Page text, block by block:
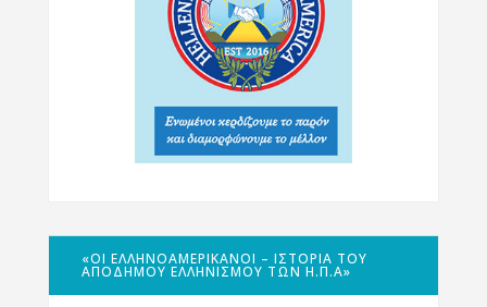
«ΟΙ ΕΛΛΗΝΟΑΜΕΡΙΚΑΝΟΊ – ΙΣΤΟΡΊΑ ΤΟΥ
ΑΠΌΔΗΜΟΥ ΕΛΛΗΝΙΣΜΟΎ ΤΩΝ Η.Π.Α»